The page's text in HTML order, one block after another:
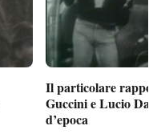
Il particolare
Guccini e Lucio
d’epoca